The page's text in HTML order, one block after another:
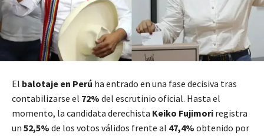
El balotaje en Perú ha entrado en una fase decisiva tras
contabilizarse el 72% del escrutinio oficial. Hasta el
momento, la candidata derechista Keiko Fujimori registra
un 52,5% de los votos válidos frente al 47,4% obtenido por